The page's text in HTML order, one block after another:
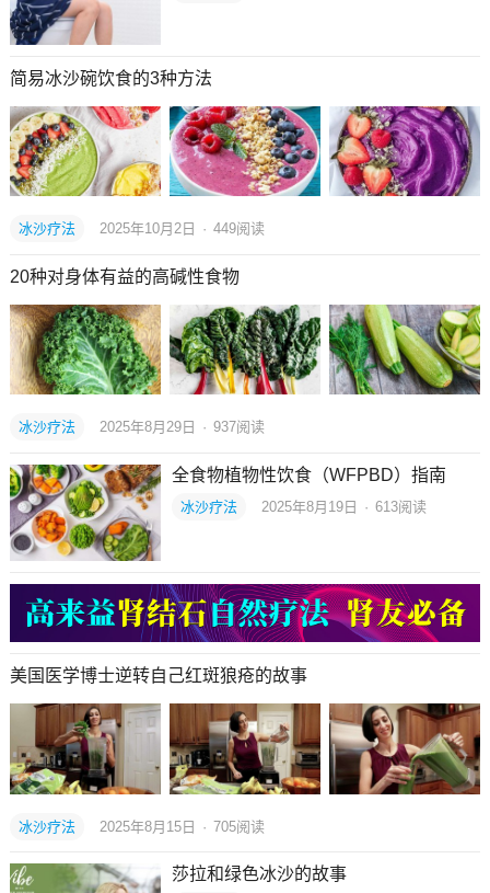
简易冰沙碗饮食的3种方法
冰沙疗法 2025年10月2日 · 449阅读
20种对身体有益的高碱性食物
冰沙疗法 2025年8月29日 · 937阅读
全食物植物性饮食（WFPBD）指南
冰沙疗法 2025年8月19日 · 613阅读
美国医学博士逆转自己红斑狼疮的故事
冰沙疗法 2025年8月15日 · 705阅读
莎拉和绿色冰沙的故事